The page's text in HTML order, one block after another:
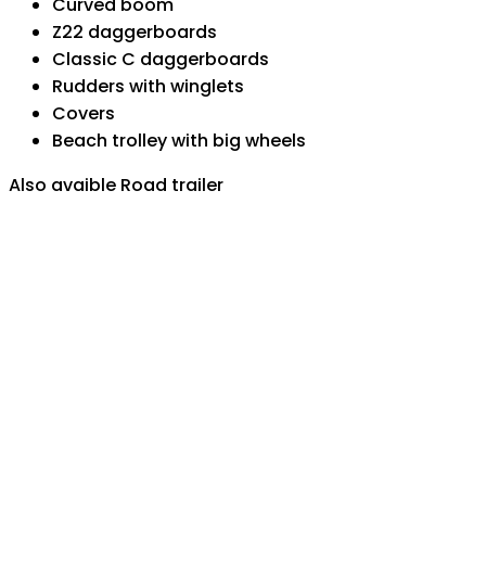
Z22 daggerboards
Classic C daggerboards
Rudders with winglets
Covers
Beach trolley with big wheels
Also avaible Road trailer